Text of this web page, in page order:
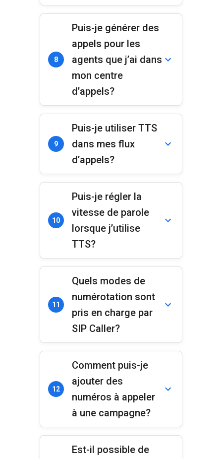
8
Puis-je générer des
appels pour les
agents que j’ai dans
mon centre
d’appels?
9
Puis-je utiliser TTS
dans mes flux
d’appels?
10
Puis-je régler la
vitesse de parole
lorsque j’utilise
TTS?
11
Quels modes de
numérotation sont
pris en charge par
SIP Caller?
12
Comment puis-je
ajouter des
numéros à appeler
à une campagne?
Est-il possible de